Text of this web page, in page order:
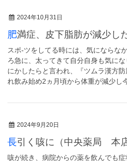
2024年10月31日
肥満症、皮下脂肪が減少
スポ-ツをしてる時には、気にならな
ろ急に、太ってきて自分自身も気に
にかしたらと言われ、『ツムラ漢方
れ飲み始め2ヵ月頃から体重が減少し
2024年9月20日
長引く咳に（中央薬局 本
咳が続き、病院からの薬を飲んでも症